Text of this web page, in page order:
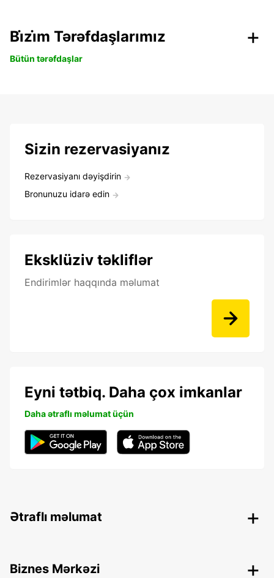
Bi̇zi̇m Tərəfdaşlarımız
Bütün tərəfdaşlar
Sizin rezervasiyanız
Rezervasiyanı dəyişdirin
Bronunuzu idarə edin
Eksklüziv təkliflər
Endirimlər haqqında məlumat
Eyni tətbiq. Daha çox imkanlar
Daha ətraflı məlumat üçün
Ətraflı məlumat
Biznes Mərkəzi